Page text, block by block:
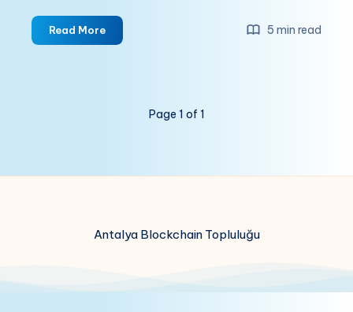
Read MoreKripto
Dünyasında
Darknet
5 min read
Page 1 of 1
Antalya Blockchain Topluluğu